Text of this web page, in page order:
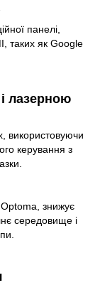
панелі,
таких як Google
лазерною
використовуючи
керування з
знижує
середовище і